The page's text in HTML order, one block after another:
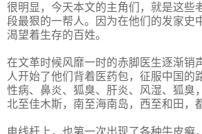
很明显，今天本文的主角们，就是这些
段最狠的一帮人。因为在他们的发家史
渴望着生存的百姓。
在文革时候风靡一时的赤脚医生逐渐销
人开始了他们背着医药包，征服中国的
性病、鼻炎、狐臭、肝炎、风湿、狐臭
北至佳木斯，南至海南岛，西至和田，
电线杆上，也第一次出现了各种牛皮癣